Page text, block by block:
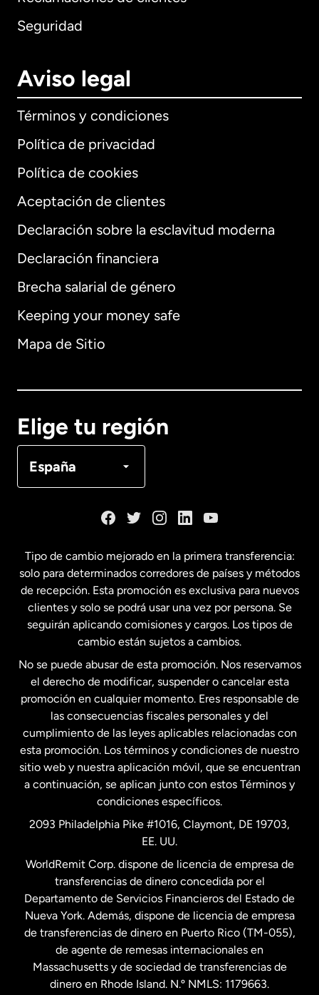
Seguridad
Aviso legal
Términos y condiciones
Política de privacidad
Política de cookies
Aceptación de clientes
Declaración sobre la esclavitud moderna
Declaración financiera
Brecha salarial de género
Keeping your money safe
Mapa de Sitio
Elige tu región
España
Internacional English
Alemania
Français
Estados Unidos English
Estados Unidos Español
Francia
Malasia
Nueva Zelanda
Países Bajos
Suecia
Tipo de cambio mejorado en la primera transferencia:
solo para determinados corredores de países y métodos
de recepción. Esta promoción es exclusiva para nuevos
clientes y solo se podrá usar una vez por persona. Se
seguirán aplicando comisiones y cargos. Los tipos de
cambio están sujetos a cambios.
No se puede abusar de esta promoción. Nos reservamos
el derecho de modificar, suspender o cancelar esta
promoción en cualquier momento. Eres responsable de
las consecuencias fiscales personales y del
cumplimiento de las leyes aplicables relacionadas con
esta promoción. Los términos y condiciones de nuestro
sitio web y nuestra aplicación móvil, que se encuentran
a continuación, se aplican junto con estos Términos y
condiciones específicos.
2093 Philadelphia Pike #1016, Claymont, DE 19703,
EE. UU.
WorldRemit Corp. dispone de licencia de empresa de
transferencias de dinero concedida por el
Departamento de Servicios Financieros del Estado de
Nueva York. Además, dispone de licencia de empresa
de transferencias de dinero en Puerto Rico (TM-055),
de agente de remesas internacionales en
Massachusetts y de sociedad de transferencias de
dinero en Rhode Island. N.º NMLS: 1179663.